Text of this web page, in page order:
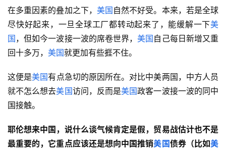
在多重因素的叠加之下， 美国 自然不好受。本来，若是全球
尽快好起来，一旦全球工厂都转动起来了，能缓解一下美
国 ，但如今一波接一波的席卷世界，美国 自己每日新增又重
回十多万， 美国就更加有些捱不住。
这便是美国有点急切的原因所在。对比中美两国，中方人员
就不怎么想去美国访问，反而是美国政客一波接一波的同中
国接触。
耶伦想来中国，说什么谈气候肯定是假，贸易战估计也不是
最重要的，它重点应该还是想向中国推销美国债券（比如美